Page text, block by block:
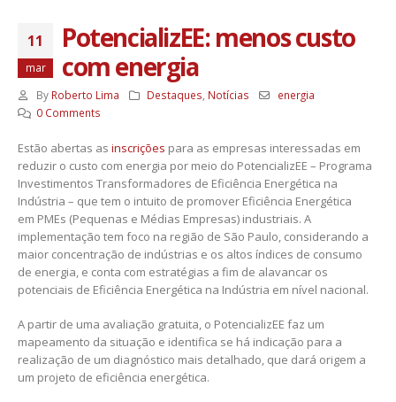
11
mar
PotencializEE: menos custo
com energia
By Roberto Lima Destaques, Notícias
energia
0 Comments
Estão abertas as inscrições para as empresas interessadas em
reduzir o custo com energia por meio do PotencializEE – Programa
Investimentos Transformadores de Eficiência Energética na
Indústria – que tem o intuito de promover Eficiência Energética
em PMEs (Pequenas e Médias Empresas) industriais. A
implementação tem foco na região de São Paulo, considerando a
maior concentração de indústrias e os altos índices de consumo
de energia, e conta com estratégias a fim de alavancar os
potenciais de Eficiência Energética na Indústria em nível nacional.
A partir de uma avaliação gratuita, o PotencializEE faz um
mapeamento da situação e identifica se há indicação para a
realização de um diagnóstico mais detalhado, que dará origem a
um projeto de eficiência energética.